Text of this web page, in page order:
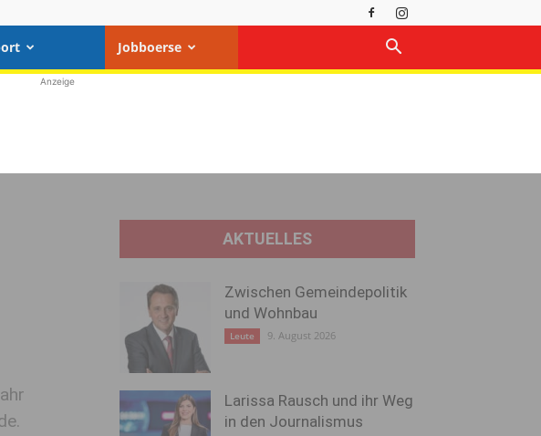
Jobboerse
Anzeige
AKTUELLES
Zwischen Gemeindepolitik
und Wohnbau
Leute 9. August 2026
Larissa Rausch und ihr Weg
in den Journalismus